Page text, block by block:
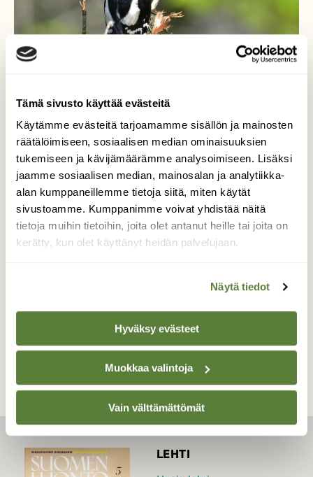
Tämä sivusto käyttää evästeitä
Käytämme evästeitä tarjoamamme sisällön ja mainosten
räätälöimiseen, sosiaalisen median ominaisuuksien
tukemiseen ja kävijämäärämme analysoimiseen. Lisäksi
jaamme sosiaalisen median, mainosalan ja analytiikka-
alan kumppaneillemme tietoja siitä, miten käytät
sivustoamme. Kumppanimme voivat yhdistää näitä
tietoja muihin tietoihin, joita olet antanut heille tai joita on
kerätty, kun olet käyttänyt heidän palvelujaan.
Näytä tiedot
Hyväksy evästeet
Muokkaa valintoja
Vain välttämättömät
Käpytikka
Tällä tikkanaaraalla taitaa olla poikasille
ruokaa nokassaan.
Valokuvaaja: Markku Pelkonen, Jyväskylä
TAKAISIN LISTAAN
LEHTI